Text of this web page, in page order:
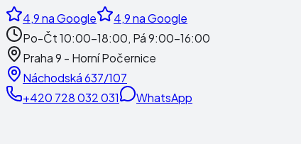
4,9na Google 4,9na Google
Po-Čt 10:00-18:00, Pá 9:00-16:00
Praha 9 - Horní Počernice
Náchodská 637/107
+420 728 032 031
WhatsApp